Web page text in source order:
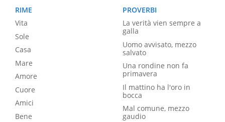
RIME
Vita
Sole
Casa
Mare
Amore
Cuore
Amici
Bene
PROVERBI
La verità vien sempre a
galla
Uomo avvisato, mezzo
salvato
Una rondine non fa
primavera
Il mattino ha l'oro in
bocca
Mal comune, mezzo
gaudio